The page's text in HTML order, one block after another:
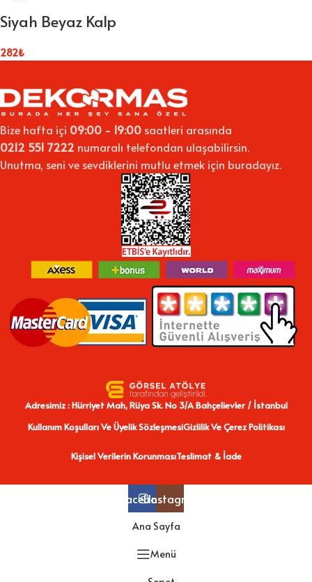
Siyah Beyaz Kalp
282₺
Bize hafta içi 09:00 - 19:00 saatleri arasında
0212 551 7222 numaralı telefondan ulaşabilirsin.
Unutma, seni ve sevdiklerini mutlu etmek için buradayız.
Adresimiz : Hürriyet Mah, Rüya Sk. No 3/A Bahçelievler / İstanbul
Kullanım Koşulları Ve Üyelik SözleşmesiGizlilik Ve Çerez Politikası
Kişisel Verilerin KorunmasıTeslimat & İade
FacebookInstagram
Ana Sayfa
Menü